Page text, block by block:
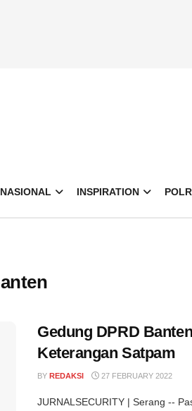
NASIONAL INSPIRATION
Gedung DPRD
Keterangan Satpam
BY REDAKSI 27 FEBRUARY 2022
JURNALSECURITY | Serang --